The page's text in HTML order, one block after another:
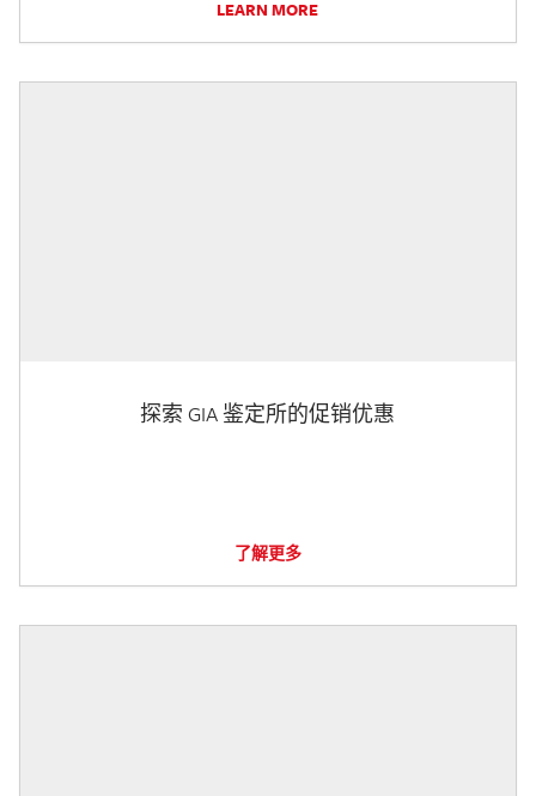
LEARN MORE
探索 GIA 鉴定所的促销优惠
了解更多